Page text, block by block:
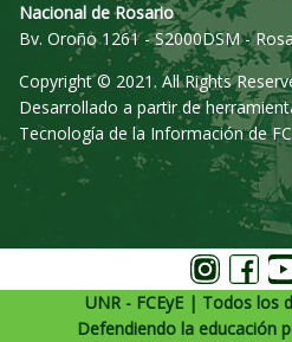
Nacional de Rosario
Bv. Oroño 1261 - S2000DSM -
Copyright © 2021. All Rights
Desarrollado a partir de
Tecnología de la Información de
UNR - FCEyE | Todos los
Defendiendo la educación